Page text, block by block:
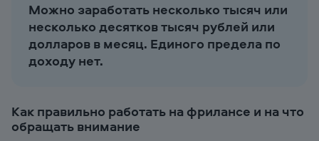
Можно заработать несколько тысяч или
несколько десятков тысяч рублей или
долларов в месяц. Единого предела по
доходу нет.
Как правильно работать на фрилансе и на что
обращать внимание